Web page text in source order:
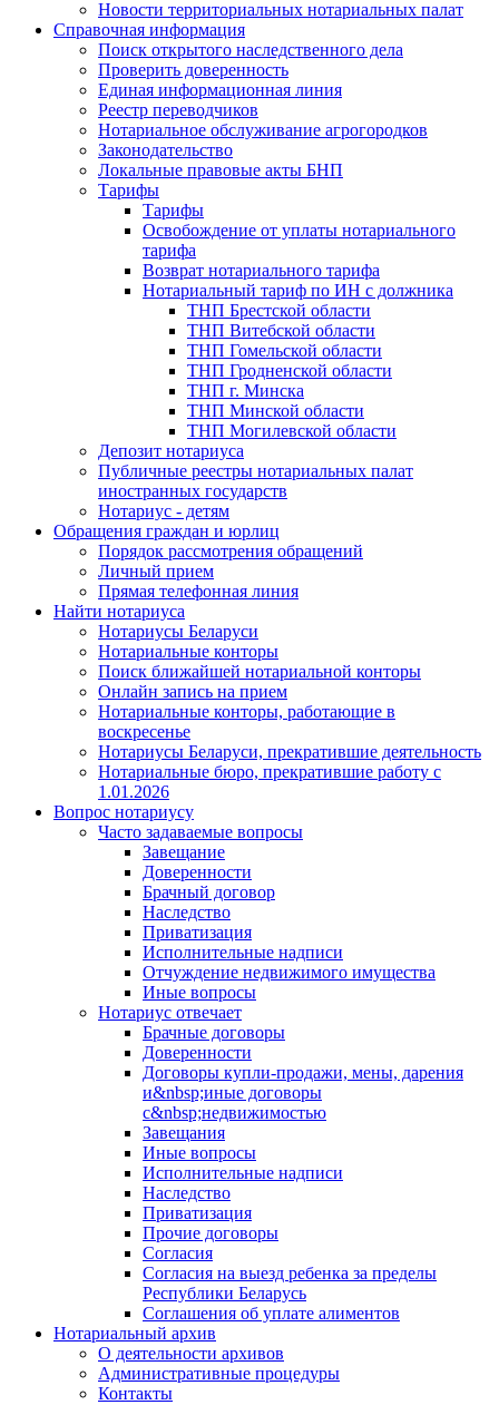
Новости территориальных нотариальных палат
Справочная информация
Поиск открытого наследственного дела
Проверить доверенность
Единая информационная линия
Реестр переводчиков
Нотариальное обслуживание агрогородков
Законодательство
Локальные правовые акты БНП
Тарифы
Тарифы
Освобождение от уплаты нотариального
тарифа
Возврат нотариального тарифа
Нотариальный тариф по ИН с должника
ТНП Брестской области
ТНП Витебской области
ТНП Гомельской области
ТНП Гродненской области
ТНП г. Минска
ТНП Минской области
ТНП Могилевской области
Депозит нотариуса
Публичные реестры нотариальных палат
иностранных государств
Нотариус - детям
Обращения граждан и юрлиц
Порядок рассмотрения обращений
Личный прием
Прямая телефонная линия
Найти нотариуса
Нотариусы Беларуси
Нотариальные конторы
Поиск ближайшей нотариальной конторы
Онлайн запись на прием
Нотариальные конторы, работающие в
воскресенье
Нотариусы Беларуси, прекратившие деятельность
Нотариальные бюро, прекратившие работу с
1.01.2026
Вопрос нотариусу
Часто задаваемые вопросы
Завещание
Доверенности
Брачный договор
Наследство
Приватизация
Исполнительные надписи
Отчуждение недвижимого имущества
Иные вопросы
Нотариус отвечает
Брачные договоры
Доверенности
Договоры купли-продажи, мены, дарения
и&nbsp;иные договоры
с&nbsp;недвижимостью
Завещания
Иные вопросы
Исполнительные надписи
Наследство
Приватизация
Прочие договоры
Согласия
Согласия на выезд ребенка за пределы
Республики Беларусь
Соглашения об уплате алиментов
Нотариальный архив
О деятельности архивов
Административные процедуры
Контакты